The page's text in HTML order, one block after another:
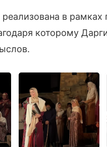
в
которому